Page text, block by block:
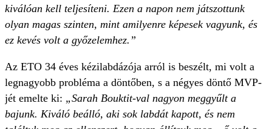
kiválóan kell teljesíteni. Ezen a napon nem játszottunk
olyan magas szinten, mint amilyenre képesek vagyunk, és
ez kevés volt a győzelemhez.”
Az ETO 34 éves kézilabdázója arról is beszélt, mi volt a
legnagyobb probléma a döntőben, s a négyes döntő MVP-
jét emelte ki: „Sarah Bouktit-val nagyon meggyűlt a
bajunk. Kiváló beálló, aki sok labdát kapott, és nem